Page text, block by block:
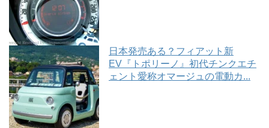
日本発売ある？フィアット新
EV『トポリーノ』初代チンクエチ
ェント愛称オマージュの電動カ...